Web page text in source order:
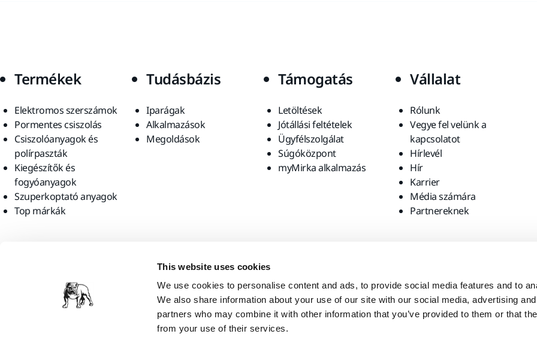
This website uses cookies
We use cookies to personalise content and ads, to provide social media features and to
We also share information about your use of our site with our social media, advertising
partners who may combine it with other information that you’ve provided to them or that
from your use of their services.
Termékek
Elektromos szerszámok
Pormentes csiszolás
Csiszolóanyagok és
polírpaszták
Kiegészítők és
fogyóanyagok
Szuperkoptató anyagok
Top márkák
Tudásbázis
Iparágak
Alkalmazások
Megoldások
Támogatás
Letöltések
Jótállási feltételek
Ügyfélszolgálat
Súgóközpont
myMirka alkalmazás
Vállalat
Rólunk
Vegye fel velünk a
kapcsolatot
Hírlevél
Hír
Karrier
Média számára
Partnereknek